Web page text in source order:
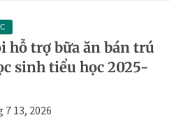
hỗ trợ bữa ăn bán trú
sinh tiểu học 2025-
7 13, 2026